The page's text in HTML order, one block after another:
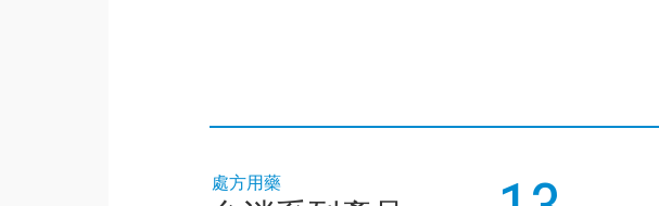
處方用藥